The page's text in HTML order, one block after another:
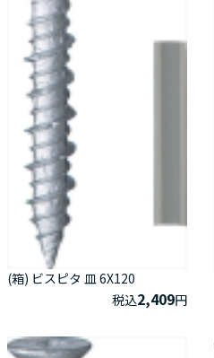
(箱) ビスピタ 皿 6X120
税込2,409円